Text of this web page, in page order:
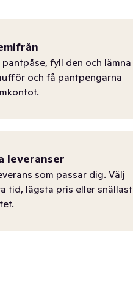
pantpåse, fyll den och lämna
och få pantpengarna
leveranser
som passar dig. Välj
tid, lägsta pris eller snällast